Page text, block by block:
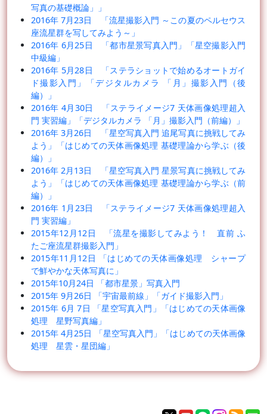
写真の基礎概論」」
2016年 7月23日 「流星撮影入門 ～この夏のペルセウス
座流星群を写してみよう～」
2016年 6月25日 「都市星景写真入門」「星空撮影入門
中級編」
2016年 5月28日 「ステラショットで始めるオートガイ
ド撮影入門」「デジタルカメラ 「月」撮影入門（後
編）」
2016年 4月30日 「ステライメージ7 天体画像処理超入
門 実習編」「デジタルカメラ 「月」撮影入門（前編）」
2016年 3月26日 「星空写真入門 追尾写真に挑戦してみ
よう」「はじめての天体画像処理 基礎理論から学ぶ（後
編）」
2016年 2月13日 「星空写真入門 星景写真に挑戦してみ
よう」「はじめての天体画像処理 基礎理論から学ぶ（前
編）」
2016年 1月23日 「ステライメージ7 天体画像処理超入
門 実習編」
2015年12月12日 「流星を撮影してみよう！ 直前 ふ
たご座流星群撮影入門」
2015年11月12日 「はじめての天体画像処理 シャープ
で鮮やかな天体写真に」
2015年10月24日 「都市星景」写真入門
2015年 9月26日 「宇宙最前線」「ガイド撮影入門」
2015年 6月 7日 「星空写真入門」「はじめての天体画像
処理 星野写真編」
2015年 4月25日 「星空写真入門」「はじめての天体画像
処理 星雲・星団編」